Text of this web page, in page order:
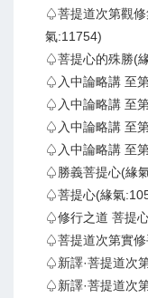
♤菩提道次第觀
氣:11754)
♤菩提心的殊勝(
♤入中論略講 至
♤入中論略講 至
♤入中論略講 至
♤入中論略講 至
♤勝義菩提心(緣
♤菩提心(緣氣
♤修行之道 菩提
♤菩提道次第實
♤新譯·菩提道次
♤新譯·菩提道次